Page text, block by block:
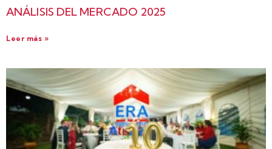
ANÁLISIS DEL MERCADO 2025
Leer más »